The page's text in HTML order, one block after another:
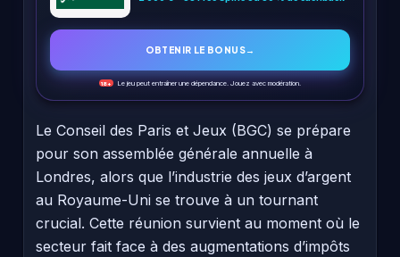
OBTENIR LE BONUS→
18+ Le jeu peut entraîner une dépendance. Jouez avec modération.
Le Conseil des Paris et Jeux (BGC) se prépare
pour son assemblée générale annuelle à
Londres, alors que l’industrie des jeux d’argent
au Royaume-Uni se trouve à un tournant
crucial. Cette réunion survient au moment où le
secteur fait face à des augmentations d’impôts